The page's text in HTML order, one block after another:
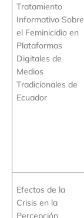
Tratamiento
Informativo Sobre
el Feminicidio en
Plataformas
Digitales de
Medios
Tradicionales de
Ecuador
Efectos de la
Crisis en la
Percepción